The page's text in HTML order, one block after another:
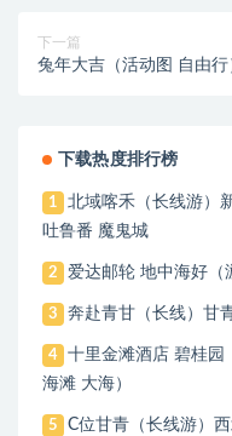
下一篇
兔年大吉（活动图 自由行
下载热度排行榜
1
北域喀禾（长线游）
吐鲁番 魔鬼城
2 爱达邮轮 地中海好（
3 奔赴青甘（长线）甘
4
十里金滩酒店 碧桂园
海滩 大海）
5 C位甘青（长线游）